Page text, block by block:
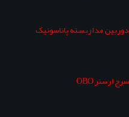
دوربین مداربسته پاناسونیک
سرج ارستر OBO